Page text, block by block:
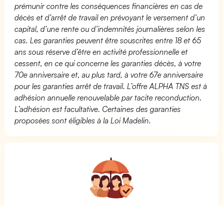
prémunir contre les conséquences financières en cas de
décès et d’arrêt de travail en prévoyant le versement d’un
capital, d’une rente ou d’indemnités journalières selon les
cas. Les garanties peuvent être souscrites entre 18 et 65
ans sous réserve d’être en activité professionnelle et
cessent, en ce qui concerne les garanties décès, à votre
70e anniversaire et, au plus tard, à votre 67e anniversaire
pour les garanties arrêt de travail. L’offre ALPHA TNS est à
adhésion annuelle renouvelable par tacite reconduction.
L’adhésion est facultative. Certaines des garanties
proposées sont éligibles à la Loi Madelin.